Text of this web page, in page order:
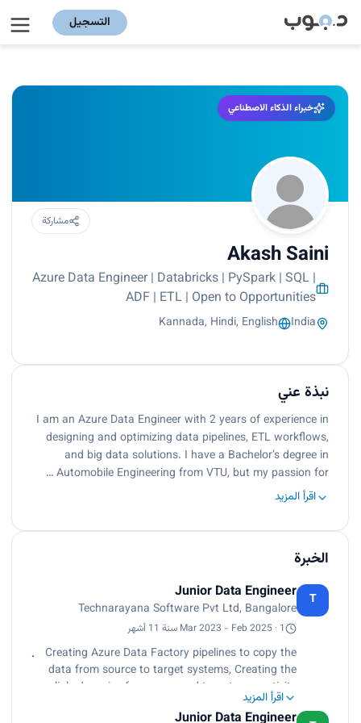
التسجيل
خبراء الذكاء الاصطناعي
مشاركة
Akash Saini
Azure Data Engineer | Databricks | PySpark | SQL |
ADF | ETL | Open to Opportunities
India
Kannada, Hindi, English
نبذة عني
I am an Azure Data Engineer with 2 years of experience in
designing and optimizing data pipelines, ETL workflows,
and big data solutions. I have a Bachelor’s degree in
Automobile Engineering from VTU, but my passion for …
اقرأ المزيد
الخبرة
T
Junior Data Engineer
Technarayana Software Pvt Ltd, Bangalore
Mar 2023 - Feb 2025 · 1 سنة 11 أشهر
Creating Azure Data Factory pipelines to copy the
data from source to target systems, Creating the
linked service for source and target connectivity
Based on the requirement, Created Notebooks in
اقرأ المزيد
Junior Data Engineer